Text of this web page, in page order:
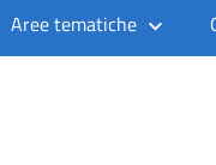
Aree tematiche